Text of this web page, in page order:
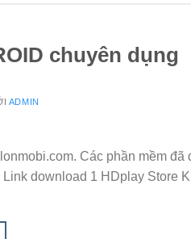
chuyên dụng
ADMIN
Các phần mềm đã
download 1 HDplay Store